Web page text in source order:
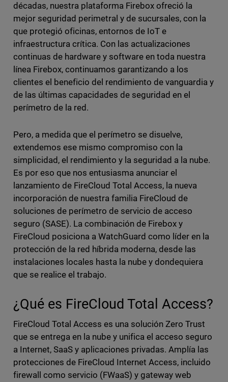
décadas, nuestra plataforma Firebox ofreció la
mejor seguridad perimetral y de sucursales, con la
que protegió oficinas, entornos de IoT e
infraestructura crítica. Con las actualizaciones
continuas de hardware y software en toda nuestra
línea Firebox, continuamos garantizando a los
clientes el beneficio del rendimiento de vanguardia y
de las últimas capacidades de seguridad en el
perímetro de la red.
Pero, a medida que el perímetro se disuelve,
extendemos ese mismo compromiso con la
simplicidad, el rendimiento y la seguridad a la nube.
Es por eso que nos entusiasma anunciar el
lanzamiento de FireCloud Total Access, la nueva
incorporación de nuestra familia FireCloud de
soluciones de perímetro de servicio de acceso
seguro (SASE). La combinación de Firebox y
FireCloud posiciona a WatchGuard como líder en la
protección de la red híbrida moderna, desde las
instalaciones locales hasta la nube y dondequiera
que se realice el trabajo.
¿Qué es FireCloud Total Access?
FireCloud Total Access es una solución Zero Trust
que se entrega en la nube y unifica el acceso seguro
a Internet, SaaS y aplicaciones privadas. Amplía las
protecciones de FireCloud Internet Access, incluido
firewall como servicio (FWaaS) y gateway web